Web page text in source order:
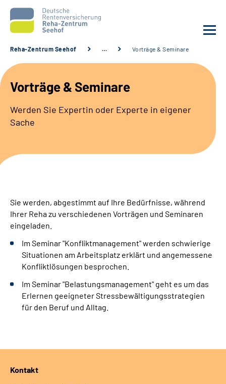
Unsere Klinik
Unsere Angebote
Service
Suche
Leichte Sprache
Gebärdensprache
Reha-Zentrum Seehof … Vorträge & Seminare
Vorträge & Seminare
Werden Sie Expertin oder Experte in eigener
Sache
Sie werden, abgestimmt auf Ihre Bedürfnisse, während
Ihrer Reha zu verschiedenen Vorträgen und Seminaren
eingeladen.
Im Seminar "Konfliktmanagement" werden schwierige
Situationen am Arbeitsplatz erklärt und angemessene
Konfliktlösungen besprochen.
Im Seminar "Belastungsmanagement" geht es um das
Erlernen geeigneter Stressbewältigungsstrategien
für den Beruf und Alltag.
Kontakt